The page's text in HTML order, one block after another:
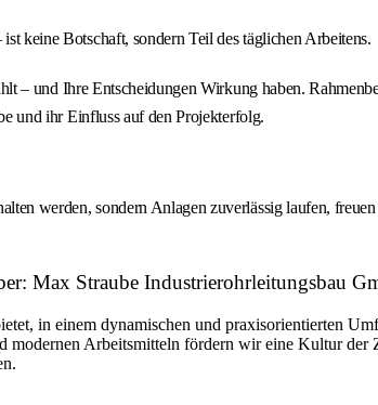
keine Botschaft, sondern Teil des täglichen Arbeitens.
– und Ihre Entscheidungen Wirkung haben.
und ihr Einfluss auf den Projekterfolg.
werden, sondern Anlagen zuverlässig laufen,
Max Straube Industrierohrleitungsbau
in einem dynamischen und praxisorientierten
Arbeitsmitteln fördern wir eine Kultur der